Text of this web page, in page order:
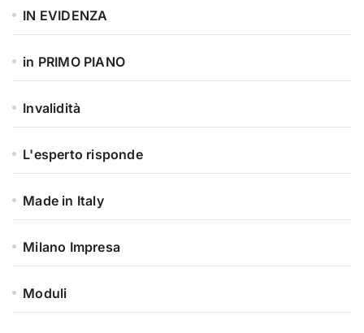
IN EVIDENZA
in PRIMO PIANO
Invalidità
L'esperto risponde
Made in Italy
Milano Impresa
Moduli